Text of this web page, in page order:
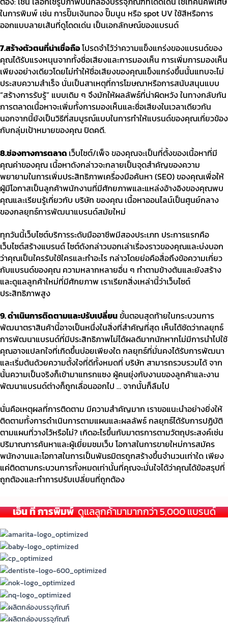
ในการพิมพ์ เช่น การปั๊มเงินทอง ปั๊มนูน หรือspot UVใช้สีหรือการ
ออกแบบลายเส้นที่ดูโดดเด่น เป็นเอกลักษณ์ของแบรนด์
7.สร้างตัวตนที่น่าเชื่อถือโปรดจำไว้ว่าความแข็งแกร่งของแบรนด์ของ
คุณได้รับแรงหนุนจากทั้งชื่อเสียงและการมองเห็น การเพิ่มการมองเห็น
เพียงอย่างเดียวโดยไม่ทำให้ชื่อเสียงของคุณแข็งแกร่งขึ้นนั้นแทบจะไม่
ประสบความสำเร็จ นั่นเป็นสาเหตุที่การโฆษณาหรือการสนับสนุนแบบ
“สร้างการรับรู้” แบบเดิม ๆ จึงมักให้ผลลัพธ์ที่น่าผิดหวัง ในทางกลับกัน
การตลาดเนื้อหาจะเพิ่มทั้งการมองเห็นและชื่อเสียงในเวลาเดียวกัน
นอกจากนี้ยังเป็นวิธีที่สมบูรณ์แบบในการทำให้แบรนด์ของคุณเกี่ยวข้อง
กับกลุ่มเป้าหมายของคุณ ปิดคดี.
8.ช่องทางการตลาด เว็บไซต์/เพ็จ ของคุณจะเป็นที่ตั้งของเนื้อหาที่มี
คุณค่าของคุณ เนื้อหาดังกล่าวจะกลายเป็นจุดสำคัญของความ
พยายามในการเพิ่มประสิทธิภาพเครื่องมือค้นหา (SEO)ของคุณเพื่อให้
ผู้มีโอกาสเป็นลูกค้าพนักงานที่มีศักยภาพและแหล่งอ้างอิงของคุณพบ
คุณและเรียนรู้เกี่ยวกับ บริษัท ของคุณ เนื้อหาออนไลน์เป็นศูนย์กลาง
ของกลยุทธ์การพัฒนาแบรนด์สมัยใหม่
ทุกวันนี้เว็บไซต์บริการระดับมืออาชีพมีสองประเภท ประการแรกคือ
เว็บไซต์สร้างแบรนด์ ไซต์ดังกล่าวบอกเล่าเรื่องราวของคุณและบ่งบอก
ว่าคุณเป็นใครรับใช้ใครและทำอะไร กล่าวโดยย่อคือสื่อถึงข้อความเกี่ยว
กับแบรนด์ของคุณ ความหลากหลายอื่น ๆ ทำตามข้างต้นและยังสร้าง
และดูแลลูกค้าใหม่ที่มีศักยภาพ เราเรียกสิ่งเหล่านี้ว่าเว็บไซต์
ประสิทธิภาพสูง
9.ดำเนินการติดตามและปรับเปลี่ยนขั้นตอนสุดท้ายในกระบวนการ
พัฒนาตราสินค้านี้อาจเป็นหนึ่งในสิ่งที่สำคัญที่สุด เห็นได้ชัดว่ากลยุทธ์
การพัฒนาแบรนด์ที่มีประสิทธิภาพไม่ได้ผลดีมากนักหากไม่มีการนำไปใช้
คุณอาจแปลกใจที่เกิดขึ้นบ่อยเพียงใด กลยุทธ์ที่มั่นคงได้รับการพัฒนา
และเริ่มต้นด้วยความตั้งใจที่ดีทั้งหมดที่ บริษัท สามารถรวบรวมได้ จาก
นั้นความเป็นจริงก็เข้ามาแทรกแซง ผู้คนยุ่งกับงานของลูกค้าและงาน
พัฒนาแบรนด์ต่างก็ถูกเลื่อนออกไป …จากนั้นก็ลืมไป
นั่นคือเหตุผลที่การติดตาม มีความสำคัญมาก เราขอแนะนำอย่างยิ่งให้
ติดตามทั้งการดำเนินการตามแผนและผลลัพธ์ กลยุทธ์ได้รับการปฏิบัติ
ตามแผนที่วางไว้หรือไม่? เกิดอะไรขึ้นกับมาตรการตามวัตถุประสงค์เช่น
ปริมาณการค้นหาและผู้เยี่ยมชมเว็บ โอกาสในการขายใหม่การสมัคร
พนักงานและโอกาสในการเป็นพันธมิตรถูกสร้างขึ้นจำนวนเท่าใด เพียง
แค่ติดตามกระบวนการทั้งหมดเท่านั้นที่คุณจะมั่นใจได้ว่าคุณได้ข้อสรุปที่
ถูกต้องและทำการปรับเปลี่ยนที่ถูกต้อง
เอ็น ที การพิมพ์ดูแลลูกค้ามามากกว่า 5,000 แบรนด์